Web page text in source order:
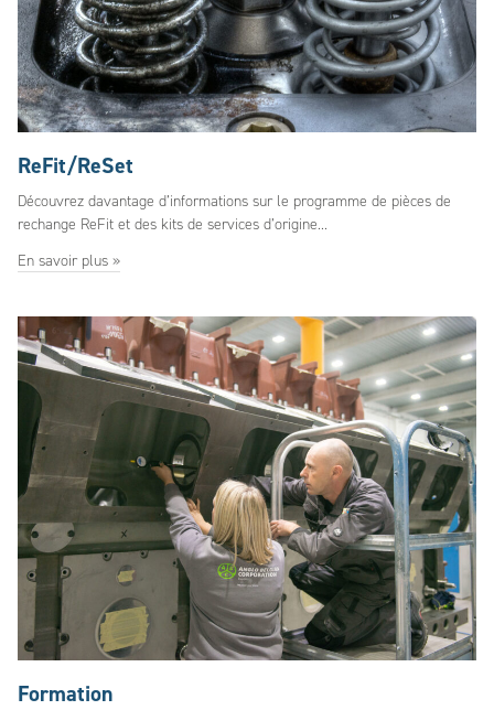
ReFit/ReSet
Découvrez davantage d’informations sur le programme de pièces de
rechange ReFit et des kits de services d’origine...
En savoir plus »
Formation